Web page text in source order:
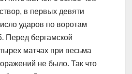
в первых девяти
ударов по воротам
Перед бергамской
матчах при весьма
не было. Так что